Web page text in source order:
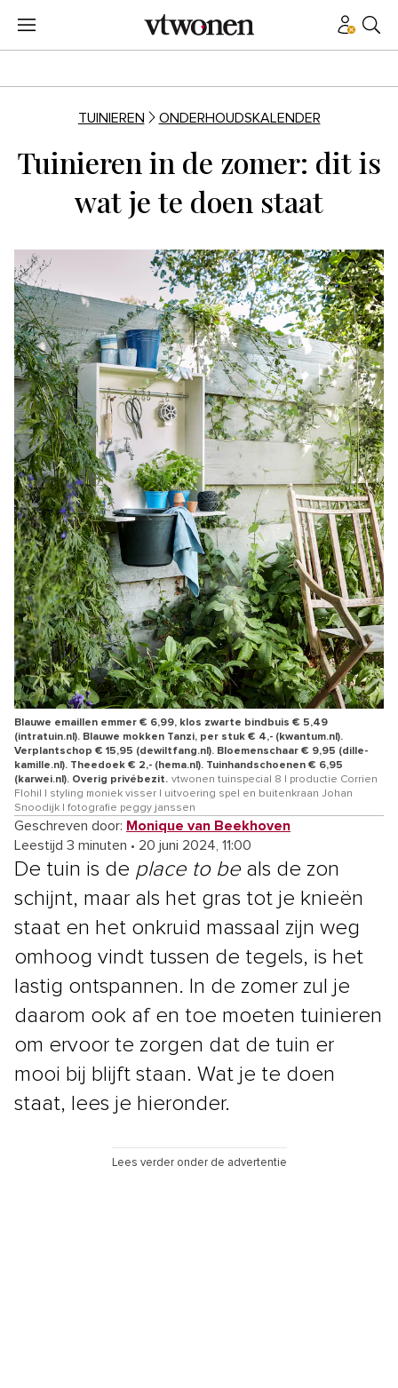
TUINIEREN ONDERHOUDSKALENDER
Tuinieren in de zomer: dit is
wat je te doen staat
Blauwe emaillen emmer € 6,99, klos zwarte bindbuis € 5,49
(intratuin.nl). Blauwe mokken Tanzi, per stuk € 4,- (kwantum.nl).
Verplantschop € 15,95 (dewiltfang.nl). Bloemenschaar € 9,95 (dille-
kamille.nl). Theedoek € 2,- (hema.nl). Tuinhandschoenen € 6,95
(karwei.nl). Overig privébezit. vtwonen tuinspecial 8 | productie Corrien
Flohil | styling moniek visser | uitvoering spel en buitenkraan Johan
Snoodijk | fotografie peggy janssen
Geschreven door: Monique van Beekhoven
Leestijd 3 minuten • 20 juni 2024, 11:00
De tuin is de place to be als de zon
schijnt, maar als het gras tot je knieën
staat en het onkruid massaal zijn weg
omhoog vindt tussen de tegels, is het
lastig ontspannen. In de zomer zul je
daarom ook af en toe moeten tuinieren
om ervoor te zorgen dat de tuin er
mooi bij blijft staan. Wat je te doen
staat, lees je hieronder.
Lees verder onder de advertentie